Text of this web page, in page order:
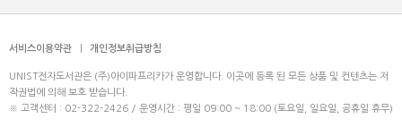
서비스이용약관 개인정보취급방침
UNIST전자도서관은 (주)아이파프리카가 운영합니다. 이곳에 등록 된 모든 상품 및 컨텐츠는 저
작권법에 의해 보호 받습니다.
※ 고객센터 : 02-322-2426 / 운영시간 : 평일 09:00 ~ 18:00 (토요일, 일요일, 공휴일 휴무)